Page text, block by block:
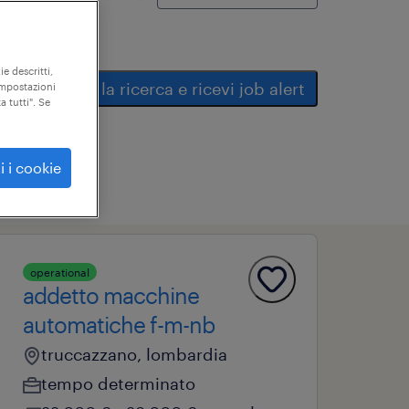
salva la ricerca e ricevi job alert
operational
addetto macchine
automatiche f-m-nb
truccazzano, lombardia
tempo determinato
descritti,
tutti". Se
i cookie